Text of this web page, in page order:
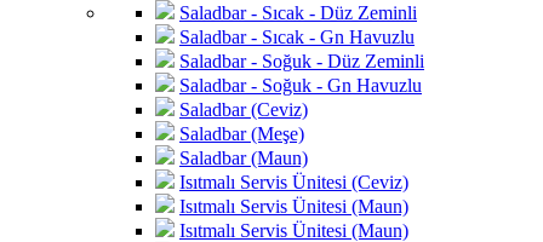
Saladbar - Sıcak - Düz Zeminli
Saladbar - Sıcak - Gn Havuzlu
Saladbar - Soğuk - Düz Zeminli
Saladbar - Soğuk - Gn Havuzlu
Saladbar (Ceviz)
Saladbar (Meşe)
Saladbar (Maun)
Isıtmalı Servis Ünitesi (Ceviz)
Isıtmalı Servis Ünitesi (Maun)
Isıtmalı Servis Ünitesi (Maun)